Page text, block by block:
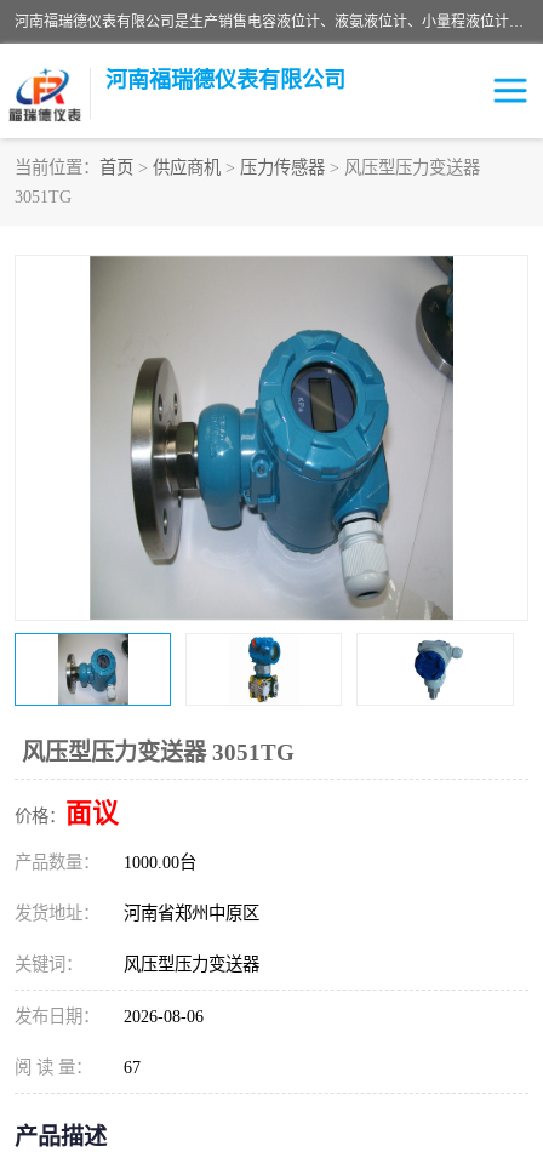
河南福瑞德仪表有限公司是生产销售电容液位计、液氨液位计、小量程液位计定制、智能锅炉水位计、液氮液位计等；并在产品开发、研制的过程中，吸取国内外仪器仪表的技术精华，建立了一支高、精、尖的科研开发队伍，使产品性能不断升级。
河南福瑞德仪表有限公司
当前位置： 首页 > 供应商机 > 压力传感器 > 风压型压力变送器
3051TG
风压型压力变送器 3051TG
价格： 面议
产品数量： 1000.00台
发货地址： 河南省郑州中原区
关键词： 风压型压力变送器
发布日期： 2026-08-06
阅 读 量： 67
产品描述
液位计
液氮液位计
差压变送器 液位计传感器定制
液氨液位计 物位计
油量传感器 测漏仪
锅炉水位计
智能锅炉水位计 电容液位计
流量仪表